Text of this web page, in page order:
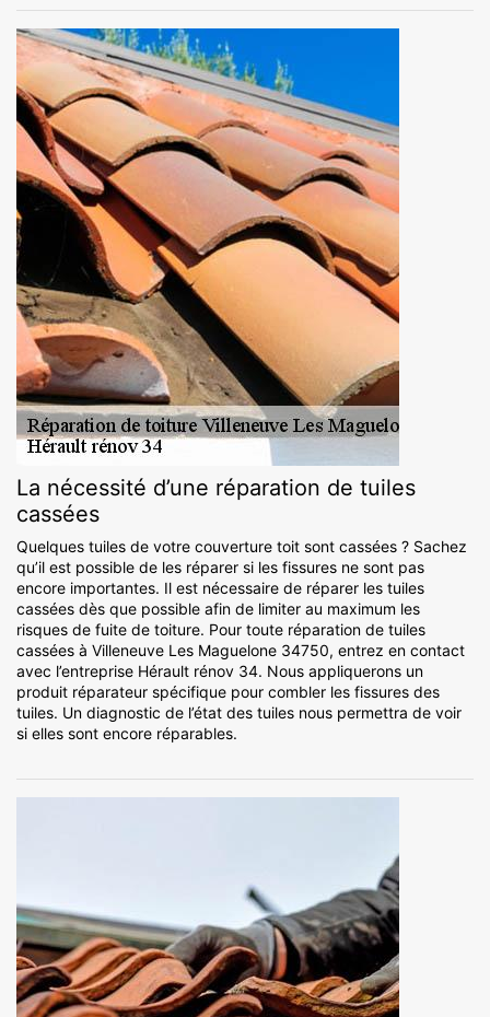
La nécessité d’une réparation de tuiles
cassées
Quelques tuiles de votre couverture toit sont cassées ? Sachez
qu’il est possible de les réparer si les fissures ne sont pas
encore importantes. Il est nécessaire de réparer les tuiles
cassées dès que possible afin de limiter au maximum les
risques de fuite de toiture. Pour toute réparation de tuiles
cassées à Villeneuve Les Maguelone 34750, entrez en contact
avec l’entreprise Hérault rénov 34. Nous appliquerons un
produit réparateur spécifique pour combler les fissures des
tuiles. Un diagnostic de l’état des tuiles nous permettra de voir
si elles sont encore réparables.